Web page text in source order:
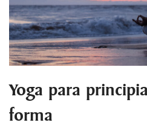
Yoga para
forma